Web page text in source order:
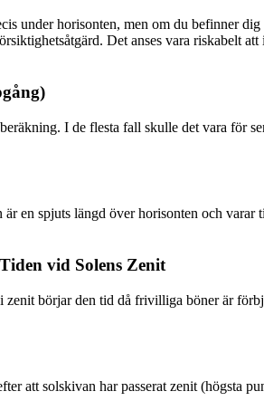
under horisonten, men om du befinner
Det anses vara riskabelt
I de flesta fall skulle det vara för
är en spjuts längd över horisonten och varar
vid Solens Zenit
zenit börjar den tid då frivilliga böner är
att solskivan har passerat zenit (högsta